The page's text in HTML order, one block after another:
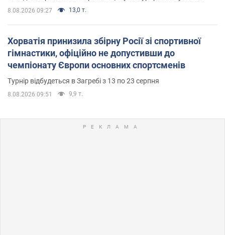
8.08.2026 09:27 13,0 т.
Хорватія принизила збірну Росії зі спортивної
гімнастики, офіційно не допустивши до
чемпіонату Європи основних спортсменів
Турнір відбудеться в Загребі з 13 по 23 серпня
8.08.2026 09:51 9,9 т.